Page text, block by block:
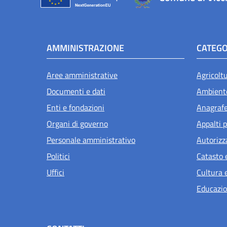
AMMINISTRAZIONE
Aree amministrative
Documenti e dati
Enti e fondazioni
Organi di governo
Personale amministrativo
Politici
Uffici
Appalti
Catasto
Cultura